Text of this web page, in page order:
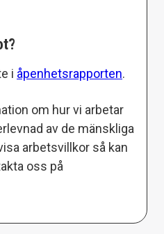
i åpenhetsrapporten.
om hur vi arbetar
av de mänskliga
arbetsvillkor så kan
oss på